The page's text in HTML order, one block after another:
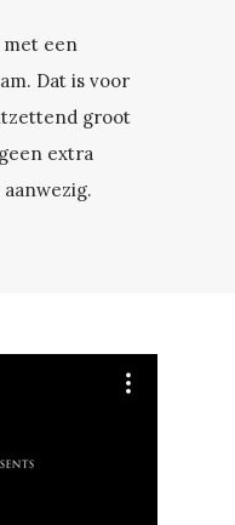
met een
Dat is voor
groot
extra